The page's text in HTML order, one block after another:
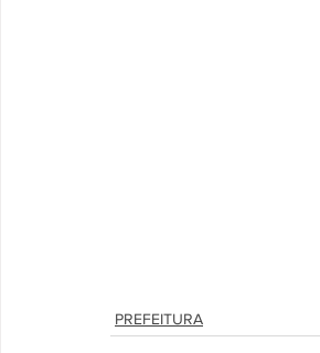
PREFEITURA